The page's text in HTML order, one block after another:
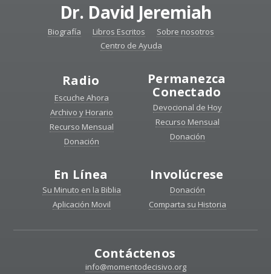
Dr. David Jeremiah
Biografía Libros Escritos
Sobre nosotros
Centro de Ayuda
Radio
Escuche Ahora
Archivo y Horario
Recurso Mensual
Donación
Permanezca
Conectado
Devocional de Hoy
Recurso Mensual
Donación
En Línea
Su Minuto en la Biblia
Aplicación Movil
Involúcrese
Donación
Comparta su Historia
Contáctenos
info@momentodecisivo.org